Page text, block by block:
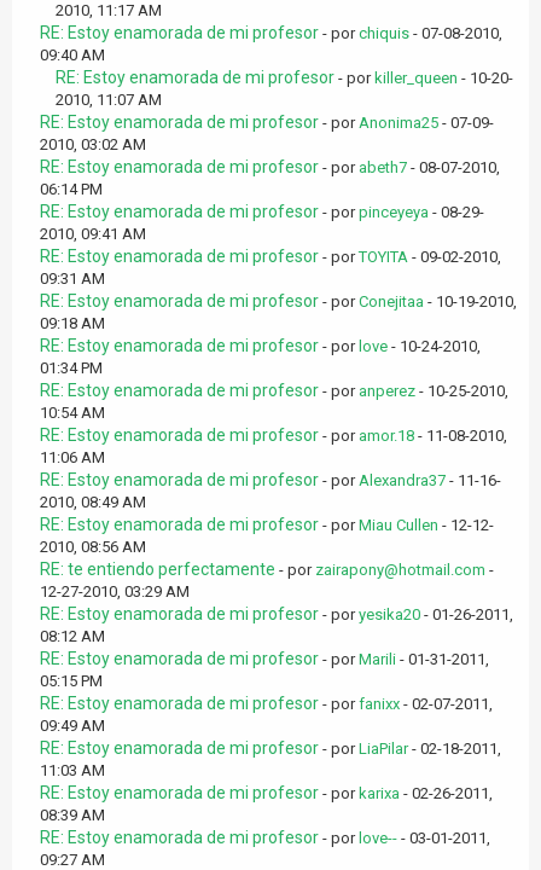
2010, 11:17 AM
RE: Estoy enamorada de mi profesor - porchiquis - 07-08-2010,
09:40 AM
RE: Estoy enamorada de mi profesor - por killer_queen - 10-20-
2010, 11:07 AM
RE: Estoy enamorada de mi profesor - porAnonima25 - 07-09-
2010, 03:02 AM
RE: Estoy enamorada de mi profesor - por abeth7 - 08-07-2010,
06:14 PM
RE: Estoy enamorada de mi profesor - porpinceyeya - 08-29-
2010, 09:41 AM
RE: Estoy enamorada de mi profesor - porTOYITA - 09-02-2010,
09:31 AM
RE: Estoy enamorada de mi profesor - porConejitaa - 10-19-2010,
09:18 AM
RE: Estoy enamorada de mi profesor - por love - 10-24-2010,
01:34 PM
RE: Estoy enamorada de mi profesor - por anperez - 10-25-2010,
10:54 AM
RE: Estoy enamorada de mi profesor - por amor.18 - 11-08-2010,
11:06 AM
RE: Estoy enamorada de mi profesor - porAlexandra37 - 11-16-
2010, 08:49 AM
RE: Estoy enamorada de mi profesor - porMiau Cullen - 12-12-
2010, 08:56 AM
RE: te entiendo perfectamente - por zairapony@hotmail.com -
12-27-2010, 03:29 AM
RE: Estoy enamorada de mi profesor - poryesika20 - 01-26-2011,
08:12 AM
RE: Estoy enamorada de mi profesor - porMarili - 01-31-2011,
05:15 PM
RE: Estoy enamorada de mi profesor - porfanixx - 02-07-2011,
09:49 AM
RE: Estoy enamorada de mi profesor - porLiaPilar- 02-18-2011,
11:03 AM
RE: Estoy enamorada de mi profesor - por karixa - 02-26-2011,
08:39 AM
RE: Estoy enamorada de mi profesor - por love-- - 03-01-2011,
09:27 AM